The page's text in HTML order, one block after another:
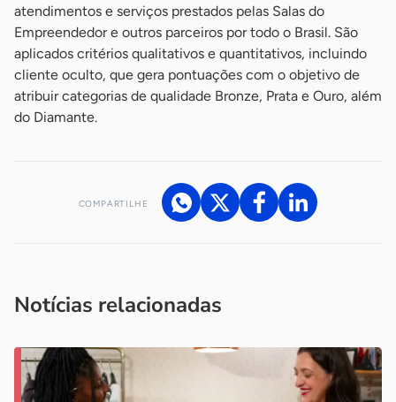
atendimentos e serviços prestados pelas Salas do
Empreendedor e outros parceiros por todo o Brasil. São
aplicados critérios qualitativos e quantitativos, incluindo
cliente oculto, que gera pontuações com o objetivo de
atribuir categorias de qualidade Bronze, Prata e Ouro, além
do Diamante.
COMPARTILHE
Notícias relacionadas